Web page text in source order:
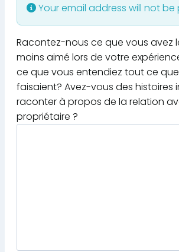
Your email address will not be
Racontez-nous ce que vous avez
moins aimé lors de votre
ce que vous entendiez tout ce
faisaient? Avez-vous des histoires
raconter à propos de la relation
propriétaire ?